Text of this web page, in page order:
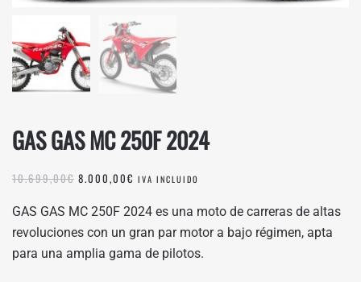
GAS GAS MC 250F 2024
10.699,00€ EL
ORIGINAL
ERA:
10.699,00€.
8.000,00€ EL
ACTUAL
ES:
8.000,00€.
IVA INCLUIDO
GAS GAS MC 250F 2024 es una moto de carreras de altas
revoluciones con un gran par motor a bajo régimen, apta
para una amplia gama de pilotos.